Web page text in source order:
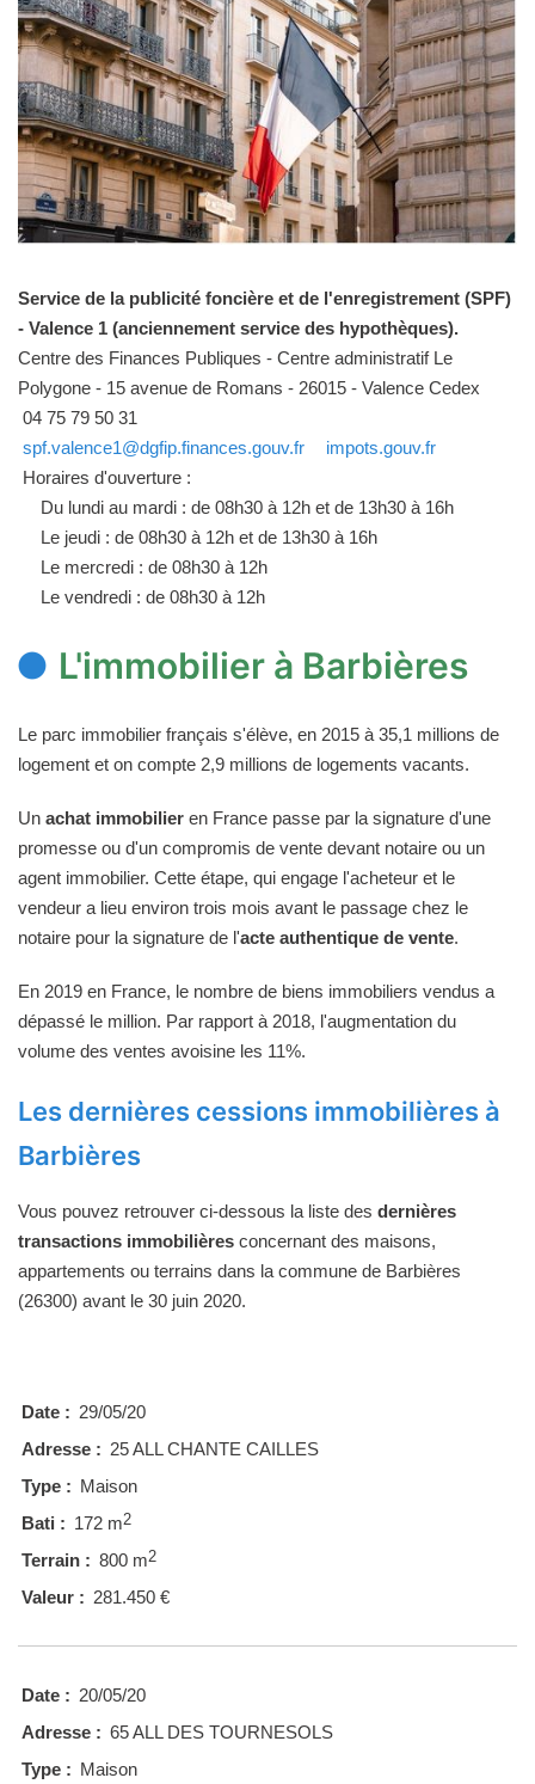
Service de la publicité foncière et de l'enregistrement (SPF)
- Valence 1 (anciennement service des hypothèques).
Centre des Finances Publiques - Centre administratif Le
Polygone - 15 avenue de Romans - 26015 - Valence Cedex
04 75 79 50 31
spf.valence1@dgfip.finances.gouv.fr
impots.gouv.fr
Horaires d'ouverture :
Du lundi au mardi : de 08h30 à 12h et de 13h30 à 16h
Le jeudi : de 08h30 à 12h et de 13h30 à 16h
Le mercredi : de 08h30 à 12h
Le vendredi : de 08h30 à 12h
L'immobilier à Barbières
Le parc immobilier français s'élève, en 2015 à 35,1 millions de
logement et on compte 2,9 millions de logements vacants.
Un achat immobilier en France passe par la signature d'une
promesse ou d'un compromis de vente devant notaire ou un
agent immobilier. Cette étape, qui engage l'acheteur et le
vendeur a lieu environ trois mois avant le passage chez le
notaire pour la signature de l'acte authentique de vente.
En 2019 en France, le nombre de biens immobiliers vendus a
dépassé le million. Par rapport à 2018, l'augmentation du
volume des ventes avoisine les 11%.
Les dernières cessions immobilières à
Barbières
Vous pouvez retrouver ci-dessous la liste des dernières
transactions immobilières concernant des maisons,
appartements ou terrains dans la commune de Barbières
(26300) avant le 30 juin 2020.
Date : 29/05/20
Adresse : 25 ALL CHANTE CAILLES
Type : Maison
Bati : 172 m2
Terrain : 800 m2
Valeur : 281.450 €
Date : 20/05/20
Adresse : 65 ALL DES TOURNESOLS
Type : Maison